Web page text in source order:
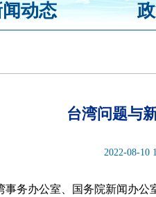
动态
台湾问题与
2022-08-10
办公室、国务院新闻办公